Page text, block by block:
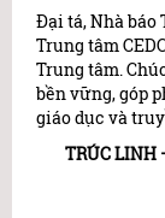
Đại tá, Nhà báo
Trung tâm
Trung tâm.
bền vững, góp
giáo dục và
TRÚC LINH